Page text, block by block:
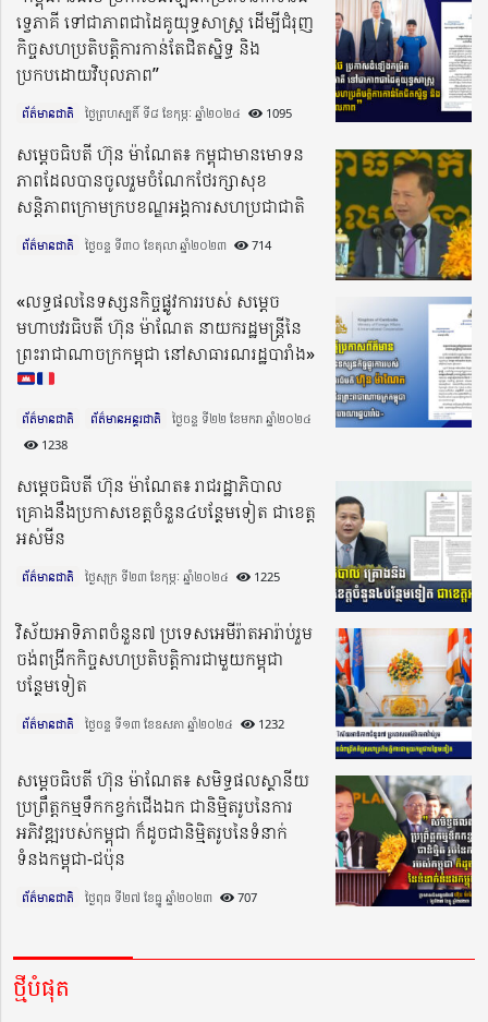
ទ្វេភាគី ទៅជាភាពជាដៃគូយុទ្ធសាស្ត្រ ដើម្បីជំរុញ
កិច្ចសហប្រតិបត្តិការកាន់តែជិតស្និទ្ធ និង
ប្រកបដោយវិបុលភាព”
ព័ត៌មានជាតិ ថ្ងៃព្រហស្បតិ៍ ទី៨ ខែកុម្ភៈ ឆ្នាំ២០២៤​ 1095
សម្ដេចធិបតី ហ៊ុន ម៉ាណែត៖ កម្ពុជាមានមោទន
ភាពដែលបានចូលរួមចំណែកថែរក្សាសុខ
សន្តិភាពក្រោមក្របខណ្ឌអង្គការសហប្រជាជាតិ
ព័ត៌មានជាតិ ថ្ងៃចន្ទ ទី៣០ ខែតុលា ឆ្នាំ២០២៣​ 714
«លទ្ធផលនៃទស្សនកិច្ចផ្លូវការរបស់ សម្ដេច
មហាបវរធិបតី ហ៊ុន ម៉ាណែត នាយករដ្ឋមន្រ្ដីនៃ
ព្រះរាជាណាចក្រកម្ពុជា នៅសាធារណរដ្ឋបារាំង»
ព័ត៌មានជាតិ ព័ត៌មានអន្តរជាតិ
ថ្ងៃចន្ទ ទី២២ ខែមករា ឆ្នាំ២០២៤​
1238
សម្តេចធិបតី ហ៊ុន ម៉ាណែត៖ រាជរដ្ឋាភិបាល
គ្រោងនឹងប្រកាសខេត្តចំនួន៤បន្ថែមទៀត ជាខេត្ត
អស់មីន
ព័ត៌មានជាតិ ថ្ងៃសុក្រ ទី២៣ ខែកុម្ភៈ ឆ្នាំ២០២៤​ 1225
វិស័យអាទិភាពចំនួន៧ ប្រទេសអេមីរ៉ាតអារ៉ាប់រួម
ចង់ពង្រីកកិច្ចសហប្រតិបត្តិការជាមួយកម្ពុជា
បន្ថែមទៀត
ព័ត៌មានជាតិ ថ្ងៃចន្ទ ទី១៣ ខែឧសភា ឆ្នាំ២០២៤​ 1232
សម្តេចធិបតី ហ៊ុន ម៉ាណែត៖ សមិទ្ធផលស្ថានីយ
ប្រព្រឹត្តកម្មទឹកកខ្វក់ជើងឯក ជានិម្មិតរូបនៃការ
អភិវឌ្ឍរបស់កម្ពុជា ក៏ដូចជានិម្មិតរូបនៃទំនាក់
ទំនងកម្ពុជា-ជប៉ុន
ព័ត៌មានជាតិ ថ្ងៃពុធ ទី២៧ ខែធ្នូ ឆ្នាំ២០២៣​ 707
ថ្មីបំផុត